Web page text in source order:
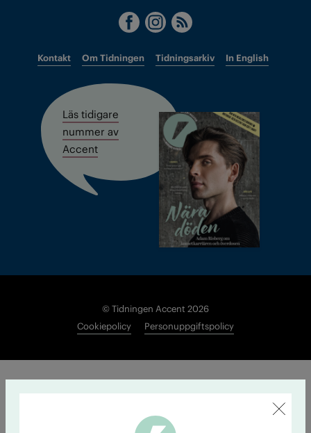
Kontakt Om Tidningen Tidningsarkiv In English
Läs tidigare
nummer av
Accent
© Tidningen Accent 2026
Cookiepolicy
Personuppgiftspolicy